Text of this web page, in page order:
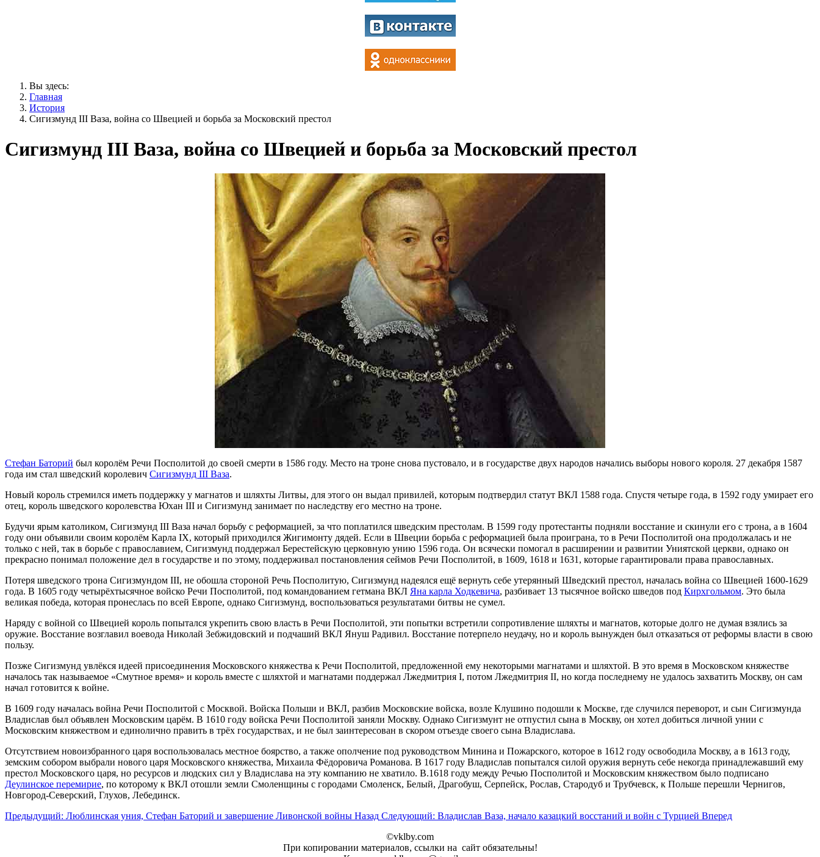
Вы здесь:
Главная
История
Сигизмунд III Ваза, война со Швецией и борьба за Московский престол
Сигизмунд III Ваза, война со Швецией и борьба за Московский престол
Стефан Баторий был королём Речи Посполитой до своей смерти в 1586 году. Место на троне снова пустовало, и в государстве двух народов начались выборы нового короля. 27 декабря 1587
года им стал шведский королевич Сигизмунд III Ваза.
Новый король стремился иметь поддержку у магнатов и шляхты Литвы, для этого он выдал привилей, которым подтвердил статут ВКЛ 1588 года. Спустя четыре года, в 1592 году умирает его
отец, король шведского королевства Юхан III и Сигизмунд занимает по наследству его местно на троне.
Будучи ярым католиком, Сигизмунд III Ваза начал борьбу с реформацией, за что поплатился шведским престолам. В 1599 году протестанты подняли восстание и скинули его с трона, а в 1604
году они объявили своим королём Карла IX, который приходился Жигимонту дядей. Если в Швеции борьба с реформацией была проиграна, то в Речи Посполитой она продолжалась и не
только с ней, так в борьбе с православием, Сигизмунд поддержал Берестейскую церковную унию 1596 года. Он всячески помогал в расширении и развитии Униятской церкви, однако он
прекрасно понимал положение дел в государстве и по этому, поддерживал постановления сеймов Речи Посполитой, в 1609, 1618 и 1631, которые гарантировали права православных.
Потеря шведского трона Сигизмундом III, не обошла стороной Речь Посполитую, Сигизмунд надеялся ещё вернуть себе утерянный Шведский престол, началась война со Швецией 1600-1629
года. В 1605 году четырёхтысячное войско Речи Посполитой, под командованием гетмана ВКЛ Яна карла Ходкевича, разбивает 13 тысячное войско шведов под Кирхгольмом. Это была
великая победа, которая пронеслась по всей Европе, однако Сигизмунд, воспользоваться результатами битвы не сумел.
Наряду с войной со Швецией король попытался укрепить свою власть в Речи Посполитой, эти попытки встретили сопротивление шляхты и магнатов, которые долго не думая взялись за
оружие. Восстание возглавил воевода Николай Зебжидовский и подчаший ВКЛ Януш Радивил. Восстание потерпело неудачу, но и король вынужден был отказаться от реформы власти в свою
пользу.
Позже Сигизмунд увлёкся идеей присоединения Московского княжества к Речи Посполитой, предложенной ему некоторыми магнатами и шляхтой. В это время в Московском княжестве
началось так называемое «Смутное время» и король вместе с шляхтой и магнатами поддержал Лжедмитрия I, потом Лжедмитрия II, но когда последнему не удалось захватить Москву, он сам
начал готовится к войне.
В 1609 году началась война Речи Посполитой с Москвой. Войска Польши и ВКЛ, разбив Московские войска, возле Клушино подошли к Москве, где случился переворот, и сын Сигизмунда
Владислав был объявлен Московским царём. В 1610 году войска Речи Посполитой заняли Москву. Однако Сигизмунт не отпустил сына в Москву, он хотел добиться личной унии с
Московским княжеством и единолично править в трёх государствах, и не был заинтересован в скором отъезде своего сына Владислава.
Отсутствием новоизбранного царя воспользовалась местное боярство, а также ополчение под руководством Минина и Пожарского, которое в 1612 году освободила Москву, а в 1613 году,
земским собором выбрали нового царя Московского княжества, Михаила Фёдоровича Романова. В 1617 году Владислав попытался силой оружия вернуть себе некогда принадлежавший ему
престол Московского царя, но ресурсов и людских сил у Владислава на эту компанию не хватило. В.1618 году между Речью Посполитой и Московским княжеством было подписано
Деулинское перемирие, по которому к ВКЛ отошли земли Смоленщины с городами Смоленск, Белый, Драгобуш, Серпейск, Рослав, Стародуб и Трубчевск, к Польше перешли Чернигов,
Новгород-Северский, Глухов, Лебединск.
Предыдущий: Люблинская уния, Стефан Баторий и завершение Ливонской войны Назад Следующий: Владислав Ваза, начало казацкий восстаний и войн с Турцией Вперед
©vklby.com
При копировании материалов, ссылки на сайт обязательны!